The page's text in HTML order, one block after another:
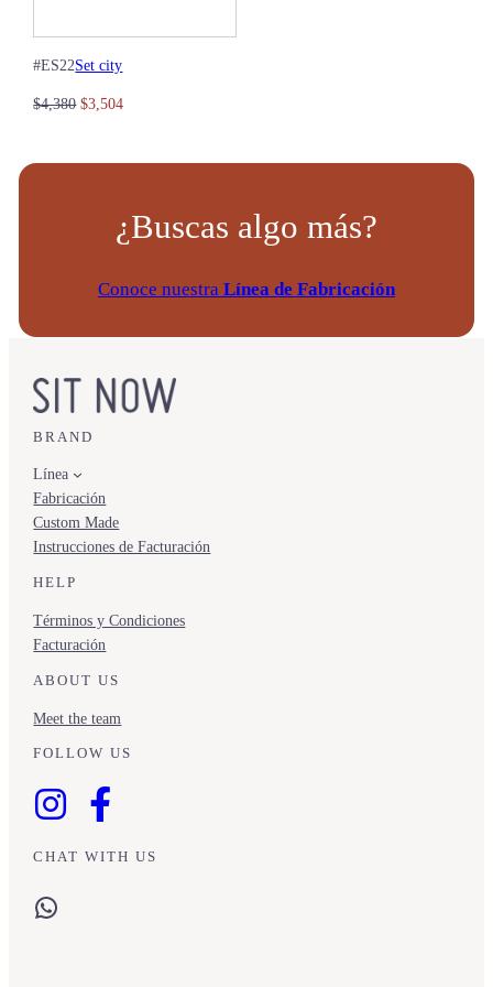
#ES22Set city
$4,380 Original
$4,380.
$3,504Current
$3,504.
¿Buscas algo más?
Conoce nuestra Línea de Fabricación
BRAND
Línea
Fabricación
Custom Made
Instrucciones de Facturación
HELP
Términos y Condiciones
Facturación
ABOUT US
Meet the team
FOLLOW US
CHAT WITH US
WhatsApp